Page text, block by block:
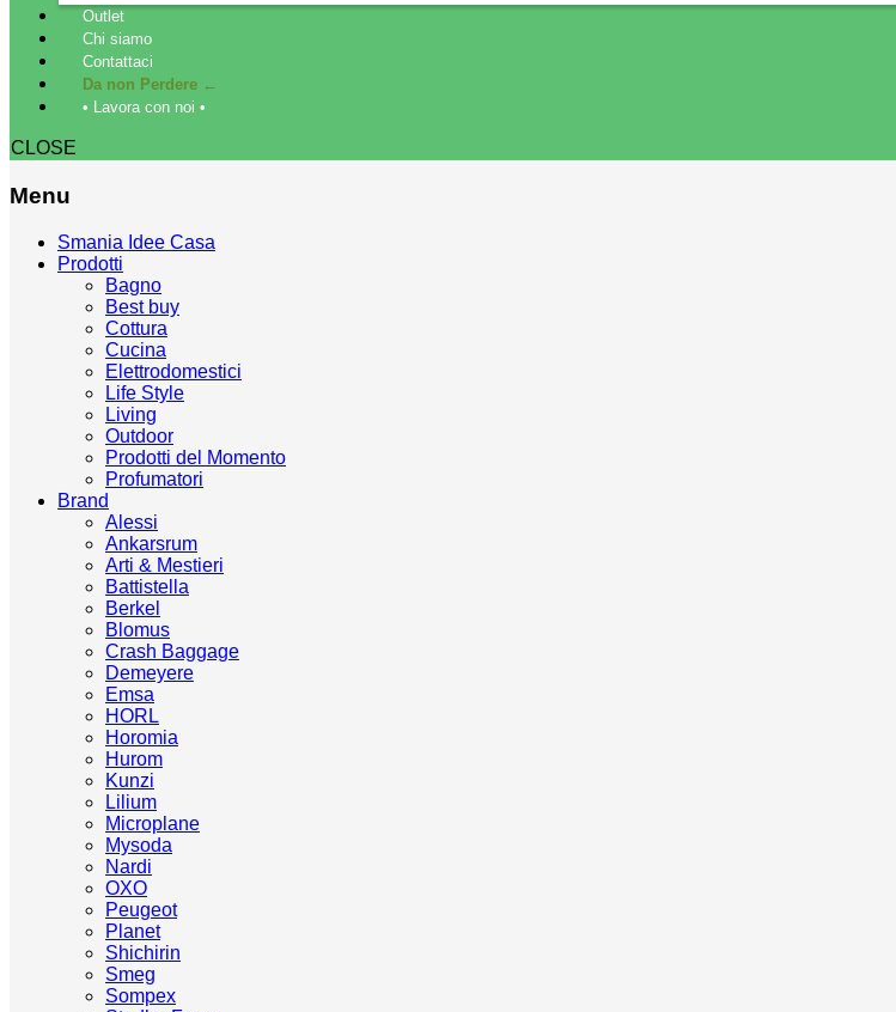
Outlet
Chi siamo
Contattaci
Da non Perdere ←
• Lavora con noi •
CLOSE
Menu
Smania Idee Casa
Prodotti
Bagno
Best buy
Cottura
Cucina
Elettrodomestici
Life Style
Living
Outdoor
Prodotti del Momento
Profumatori
Brand
Alessi
Ankarsrum
Arti & Mestieri
Battistella
Berkel
Blomus
Crash Baggage
Demeyere
Emsa
HORL
Horomia
Hurom
Kunzi
Lilium
Microplane
Mysoda
Nardi
OXO
Peugeot
Planet
Shichirin
Smeg
Sompex